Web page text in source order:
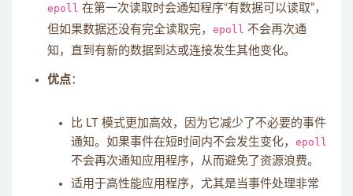
epoll 在第一次读取时会通知程序“有数据可以读取”，
但如果数据还没有完全读取完， epoll 不会再次通
知，直到有新的数据到达或连接发生其他变化。
优点：
比 LT 模式更加高效，因为它减少了不必要的事件
通知。如果事件在短时间内不会发生变化， epoll
不会再次通知应用程序，从而避免了资源浪费。
适用于高性能应用程序，尤其是当事件处理非常